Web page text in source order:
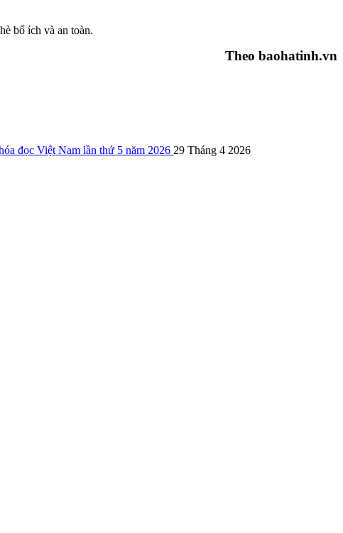
bổ ích và an toàn.
Theo baohatinh.vn
đọc Việt Nam lần thứ 5 năm 2026 29 Tháng 4 2026